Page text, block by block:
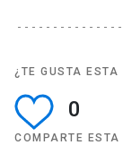
¿TE GUSTA ESTA
0
COMPARTE ESTA